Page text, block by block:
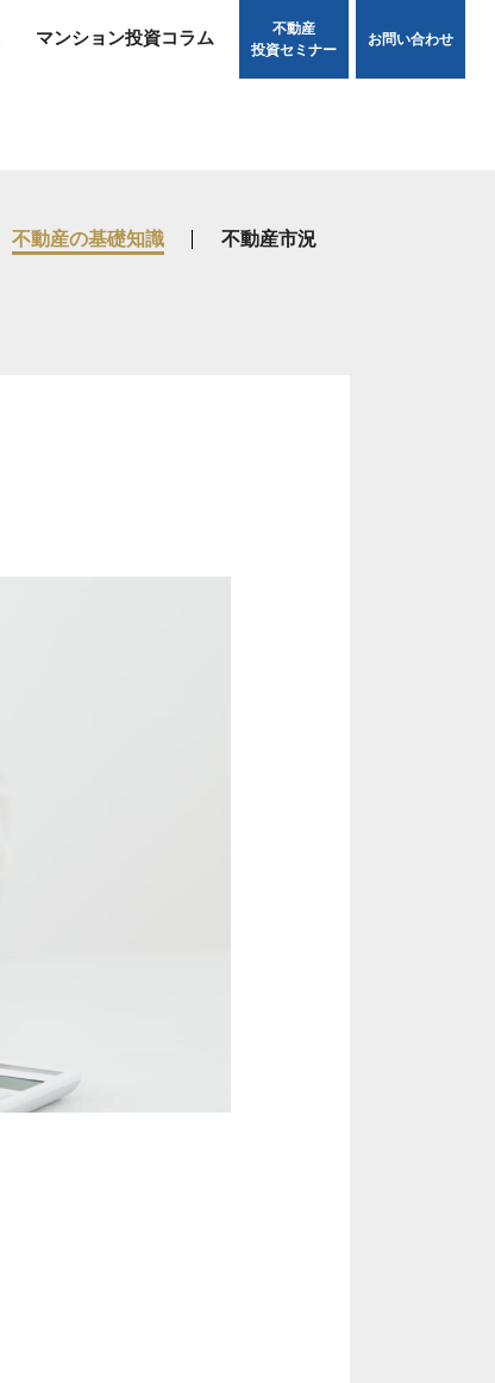
マンション投資コラム
不動産
投資セミナー
お問い合わせ
不動産の基礎知識 不動産市況